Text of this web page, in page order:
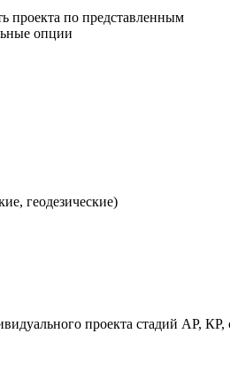
проекта по представленным
опции
геодезические)
проекта стадий АР,